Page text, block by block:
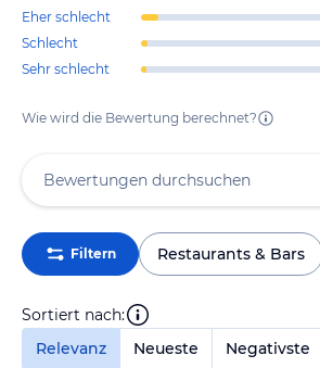
Eher schlecht
Schlecht
Sehr schlecht
Wie wird die Bewertung berechnet?
Filtern Restaurants & Bars
Sortiert nach:
Relevanz
Neueste Negativste